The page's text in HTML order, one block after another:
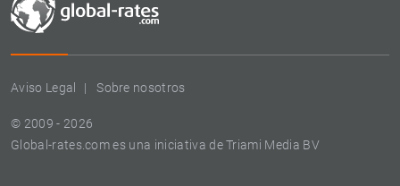
Aviso Legal Sobre nosotros
© 2009 - 2026
Global-rates.com es una iniciativa de Triami Media BV